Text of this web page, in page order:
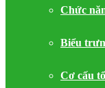
Chức
Biểu
Cơ cấu